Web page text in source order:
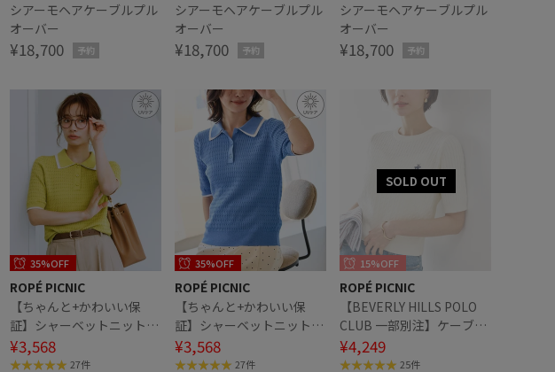
シアーモヘアケーブルプル
オーバー
¥18,700 予約
シアーモヘアケーブルプル
オーバー
¥18,700 予約
シアーモヘアケーブルプル
オーバー
¥18,700 予約
35%OFF
ROPÉ PICNIC
【ちゃんと+かわいい保
証】シャーベットニットミ
ニケーブルポロカラーニッ
ト/UVケア
¥3,568
27件
35%OFF
ROPÉ PICNIC
【ちゃんと+かわいい保
証】シャーベットニットミ
ニケーブルポロカラーニッ
ト/UVケア
¥3,568
27件
15%OFF
ROPÉ PICNIC
【BEVERLY HILLS POLO
CLUB 一部別注】ケーブル
ニットプルオーバー/リン
クコーデ
¥4,249
25件